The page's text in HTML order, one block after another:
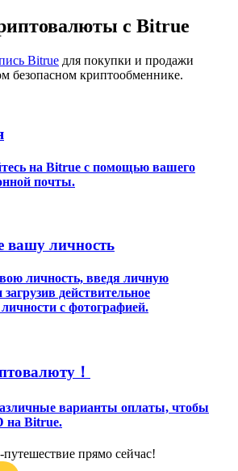
прибыльным
с Bitrue
Bitrue для покупки и продажи
безопасном криптообменнике.
на Bitrue с помощью вашего
почты.
вашу личность
личность, введя личную
действительное
личности с фотографией.
！
варианты оплаты, чтобы
на Bitrue.
прямо сейчас!